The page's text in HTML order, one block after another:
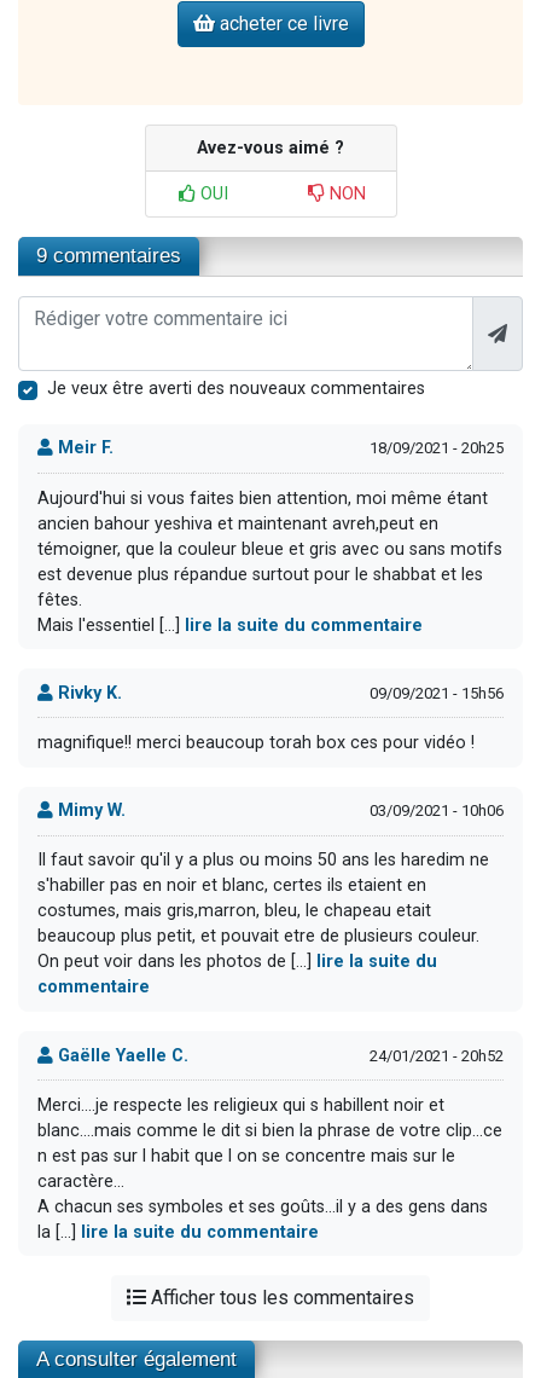
acheter ce livre
Avez-vous aimé ?
OUI NON
9 commentaires
Je veux être averti des nouveaux commentaires
Meir F. 18/09/2021 - 20h25
Aujourd'hui si vous faites bien attention, moi même étant
ancien bahour yeshiva et maintenant avreh,peut en
témoigner, que la couleur bleue et gris avec ou sans motifs
est devenue plus répandue surtout pour le shabbat et les
fêtes.
Mais l'essentiel [...]
lire la suite du commentaire
Rivky K. 09/09/2021 - 15h56
magnifique!! merci beaucoup torah box ces pour vidéo !
Mimy W. 03/09/2021 - 10h06
Il faut savoir qu'il y a plus ou moins 50 ans les haredim ne
s'habiller pas en noir et blanc, certes ils etaient en
costumes, mais gris,marron, bleu, le chapeau etait
beaucoup plus petit, et pouvait etre de plusieurs couleur.
On peut voir dans les photos de [...]
lire la suite du
commentaire
Gaëlle Yaelle C. 24/01/2021 - 20h52
Merci....je respecte les religieux qui s habillent noir et
blanc....mais comme le dit si bien la phrase de votre clip...ce
n est pas sur l habit que l on se concentre mais sur le
caractère...
A chacun ses symboles et ses goûts...il y a des gens dans
la [...]
lire la suite du commentaire
Afficher tous les commentaires
A consulter également